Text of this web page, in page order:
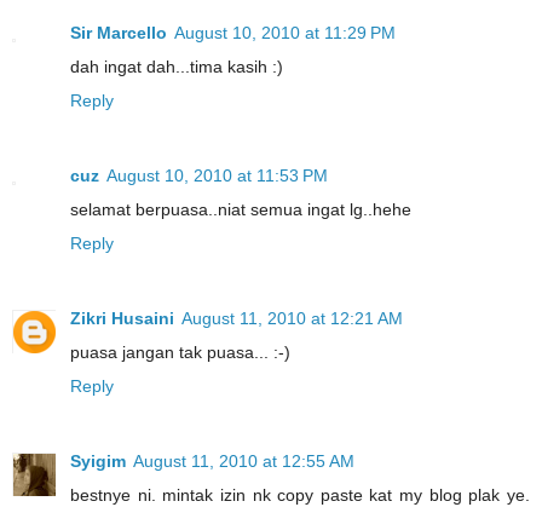
Sir Marcello August 10, 2010 at 11:29 PM
dah ingat dah...tima kasih :)
Reply
cuz August 10, 2010 at 11:53 PM
selamat berpuasa..niat semua ingat lg..hehe
Reply
Zikri Husaini August 11, 2010 at 12:21 AM
puasa jangan tak puasa... :-)
Reply
Syigim August 11, 2010 at 12:55 AM
bestnye ni. mintak izin nk copy paste kat my blog plak ye.